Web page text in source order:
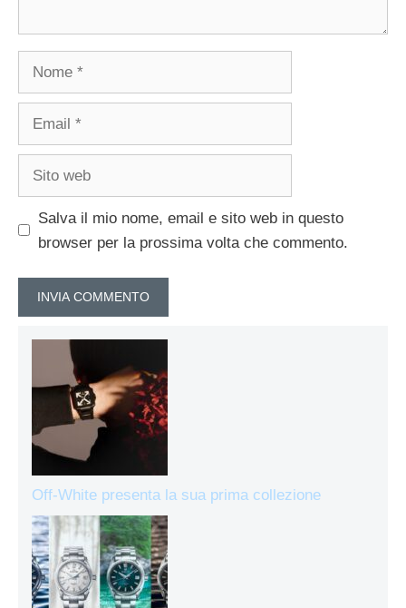
Salva il mio nome, email e sito web in questo
browser per la prossima volta che commento.
Off-White presenta la sua prima collezione